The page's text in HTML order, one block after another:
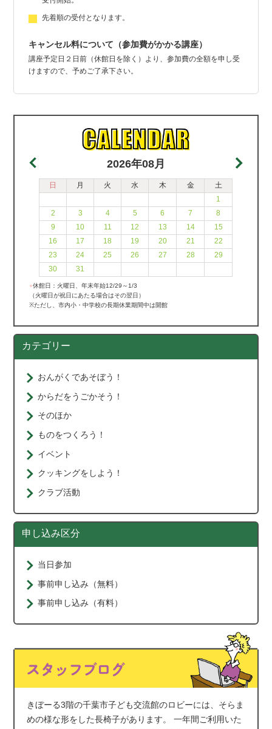
先着順の受付となります。
キャンセル料について（参加費がかかる講座）
講座予定日２日前（休館日を除く）より、参加費の全額を申し受
けますので、予めご了承下さい。
2026年08月
日 月 火 水 木 金
土
1
2
3 4 5 6 7
8
9
10 11 12 13 14
15
16
17 18 19 20 21
22
23
24 25 26 27 28
29
30
31
●休館日：火曜日、年末年始12/29～1/3
（火曜日が祝日にあたる場合はその翌日）
※ただし、市内小・中学校の長期休業期間中は開館
カテゴリー
おんがくであそぼう！
からだをうごかそう！
そのほか
ものをつくろう！
イベント
クッキングをしよう！
クラブ活動
申し込み区分
当日参加
事前申し込み（無料）
事前申し込み（有料）
きぼーる3階の千葉市子ども交流館のロビーには、そらま
めの様な形をした長椅子があります。 一年間ご利用いた